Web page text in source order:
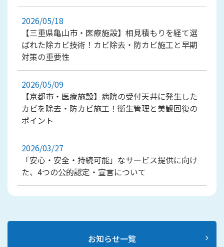
2026/05/18
【三重県亀山市・医療施設】相見積もりを経て選
ばれた除カビ技術！カビ除去・防カビ施工と早期
対策の重要性
2026/05/09
【京都市・医療施設】病院の受付天井に発生した
カビを除去・防カビ施工！衛生管理と美観回復の
ポイント
2026/03/27
「安心・安全・持続可能」なサービス提供に向け
た、4つの公的認定・宣言について
お知らせ一覧